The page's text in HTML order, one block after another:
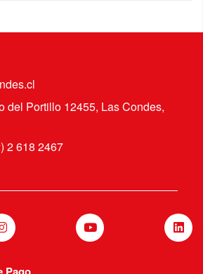
del Portillo 12455, Las Condes,
2 618 2467